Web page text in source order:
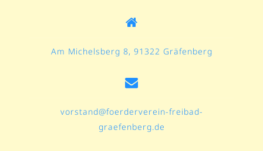
Am Michelsberg 8, 91322 Gräfenberg
vorstand@foerderverein-freibad-
graefenberg.de